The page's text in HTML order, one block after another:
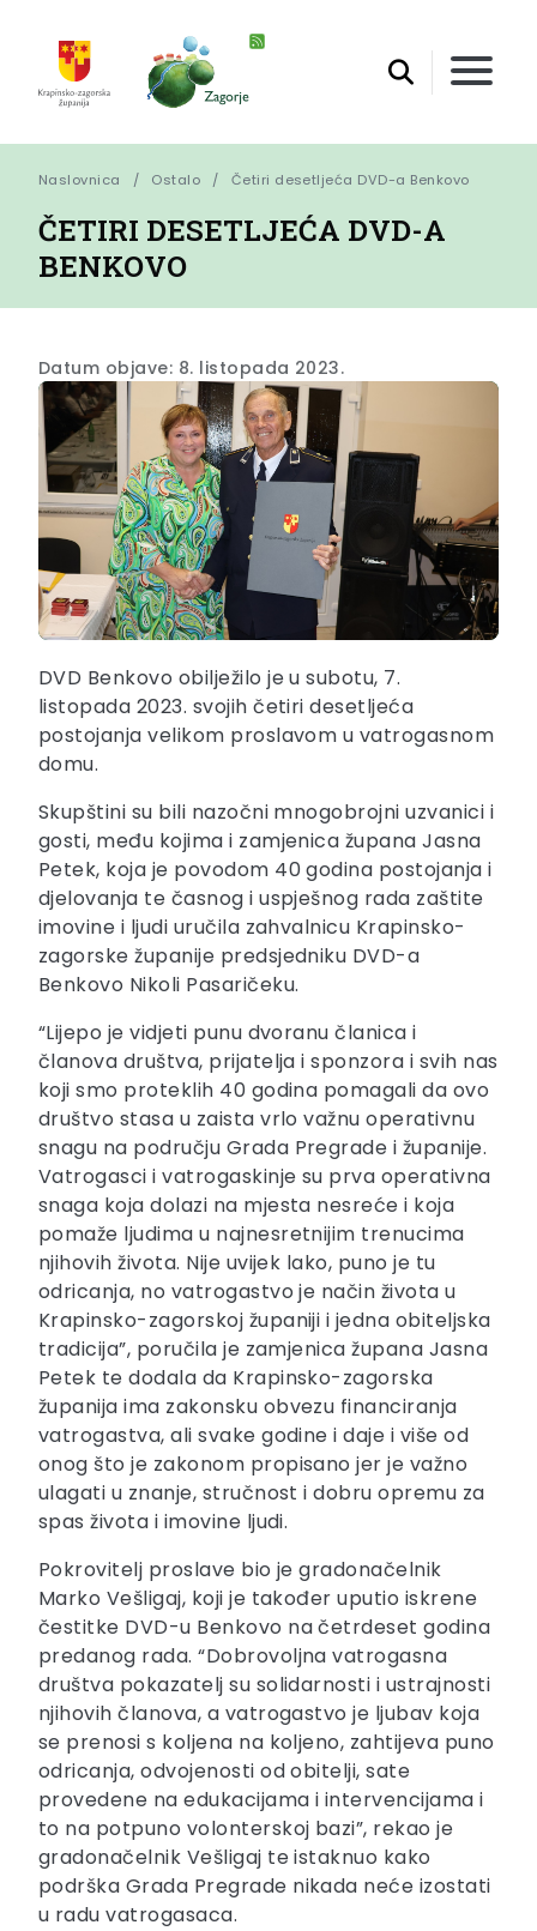
Naslovnica Ostalo Četiri desetljeća DVD-a Benkovo
ČETIRI DESETLJEĆA DVD-A
BENKOVO
Datum objave: 8. listopada 2023.
DVD Benkovo obilježilo je u subotu, 7.
listopada 2023. svojih četiri desetljeća
postojanja velikom proslavom u vatrogasnom
domu.
Skupštini su bili nazočni mnogobrojni uzvanici i
gosti, među kojima i zamjenica župana Jasna
Petek, koja je povodom 40 godina postojanja i
djelovanja te časnog i uspješnog rada zaštite
imovine i ljudi uručila zahvalnicu Krapinsko-
zagorske županije predsjedniku DVD-a
Benkovo Nikoli Pasaričeku.
“Lijepo je vidjeti punu dvoranu članica i
članova društva, prijatelja i sponzora i svih nas
koji smo proteklih 40 godina pomagali da ovo
društvo stasa u zaista vrlo važnu operativnu
snagu na području Grada Pregrade i županije.
Vatrogasci i vatrogaskinje su prva operativna
snaga koja dolazi na mjesta nesreće i koja
pomaže ljudima u najnesretnijim trenucima
njihovih života. Nije uvijek lako, puno je tu
odricanja, no vatrogastvo je način života u
Krapinsko-zagorskoj županiji i jedna obiteljska
tradicija”, poručila je zamjenica župana Jasna
Petek te dodala da Krapinsko-zagorska
županija ima zakonsku obvezu financiranja
vatrogastva, ali svake godine i daje i više od
onog što je zakonom propisano jer je važno
ulagati u znanje, stručnost i dobru opremu za
spas života i imovine ljudi.
Pokrovitelj proslave bio je gradonačelnik
Marko Vešligaj, koji je također uputio iskrene
čestitke DVD-u Benkovo na četrdeset godina
predanog rada. “Dobrovoljna vatrogasna
društva pokazatelj su solidarnosti i ustrajnosti
njihovih članova, a vatrogastvo je ljubav koja
se prenosi s koljena na koljeno, zahtijeva puno
odricanja, odvojenosti od obitelji, sate
provedene na edukacijama i intervencijama i
to na potpuno volonterskoj bazi”, rekao je
gradonačelnik Vešligaj te istaknuo kako
podrška Grada Pregrade nikada neće izostati
u radu vatrogasaca.